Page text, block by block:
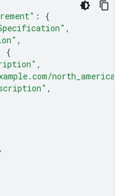
:
{
,
,
{
,
,
,